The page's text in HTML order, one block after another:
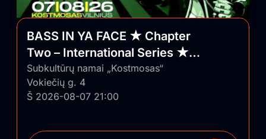
BASS IN YA FACE ★ Chapter
Two – International Series ★
Vilnius/Lithuania
Subkultūrų namai „Kostmosas“
Vokiečių g. 4
Š 2026-08-07 21:00